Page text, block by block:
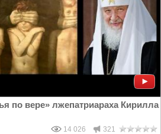
по вере» лжепатриараха Кирилла
14 026 321